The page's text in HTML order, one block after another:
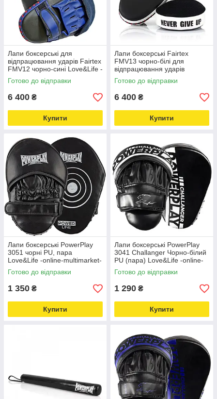
Лапи боксерські для
відпрацювання ударів Fairtex
FMV12 чорно-сині Love&Life -
online-multimarket-
Готово до відправки
6 400 ₴
Купити
Лапи боксерські Fairtex
FMV13 чорно-білі для
відпрацювання ударів
Love&Life -online-multimarket-
Готово до відправки
6 400 ₴
Купити
Лапи боксерські PowerPlay
3051 чорні PU, пара
Love&Life -online-multimarket-
Готово до відправки
1 350 ₴
Купити
Лапи боксерські PowerPlay
3041 Challanger Чорно-білий
PU (пара) Love&Life -online-
multimarket-
Готово до відправки
1 290 ₴
Купити